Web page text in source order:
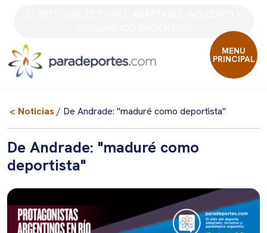
MENU
PRINCIPAL
< Noticias / De Andrade: "maduré como deportista"
De Andrade: "maduré como
deportista"